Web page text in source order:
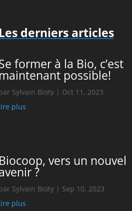
Les derniers articles
former à la Bio, c’est
maintenant possible!
Sylvain Bioty| Oct 11, 2023
plus
Biocoop, vers un nouvel
?
Sylvain Bioty| Sep 10, 2023
plus